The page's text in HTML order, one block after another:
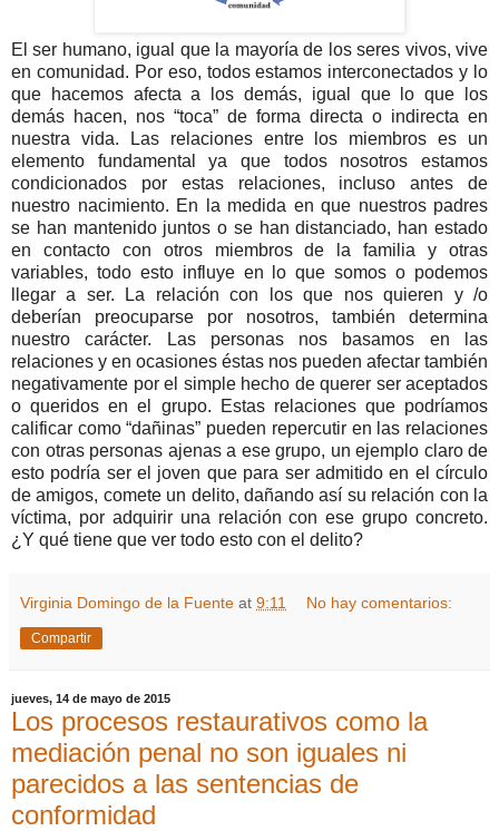
El ser humano, igual que la mayoría de los seres vivos, vive
en comunidad. Por eso, todos estamos interconectados y lo
que hacemos afecta a los demás, igual que lo que los
demás hacen, nos “toca” de forma directa o indirecta en
nuestra vida. Las relaciones entre los miembros es un
elemento fundamental ya que todos nosotros estamos
condicionados por estas relaciones, incluso antes de
nuestro nacimiento. En la medida en que nuestros padres
se han mantenido juntos o se han distanciado, han estado
en contacto con otros miembros de la familia y otras
variables, todo esto influye en lo que somos o podemos
llegar a ser. La relación con los que nos quieren y /o
deberían preocuparse por nosotros, también determina
nuestro carácter. Las personas nos basamos en las
relaciones y en ocasiones éstas nos pueden afectar también
negativamente por el simple hecho de querer ser aceptados
o queridos en el grupo. Estas relaciones que podríamos
calificar como “dañinas” pueden repercutir en las relaciones
con otras personas ajenas a ese grupo, un ejemplo claro de
esto podría ser el joven que para ser admitido en el círculo
de amigos, comete un delito, dañando así su relación con la
víctima, por adquirir una relación con ese grupo concreto.
¿Y qué tiene que ver todo esto con el delito?
Virginia Domingo de la Fuente at 9:11 No hay comentarios:
Compartir
jueves, 14 de mayo de 2015
Los procesos restaurativos como la
mediación penal no son iguales ni
parecidos a las sentencias de
conformidad